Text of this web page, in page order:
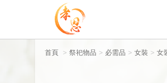
首頁 > 祭祀物品 > 必需品 > 女裝 > 女